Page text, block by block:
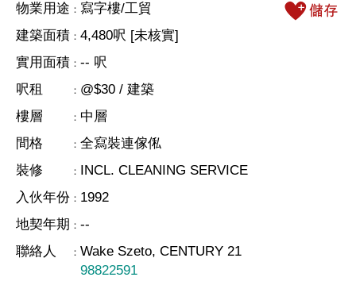
物業用途 ： 寫字樓/工貿
建築面積 ： 4,480呎 [未核實]
實用面積 ： -- 呎
呎租
： @$30 / 建築
樓層
： 中層
間格
： 全寫裝連傢俬
裝修
： INCL. CLEANING SERVICE
入伙年份 ： 1992
地契年期 ： --
聯絡人
： Wake Szeto, CENTURY 21
98822591